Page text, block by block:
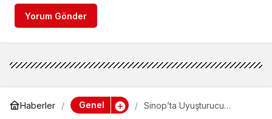
Yorum Gönder
Haberler Genel
Sinop’ta Uyuşturucu